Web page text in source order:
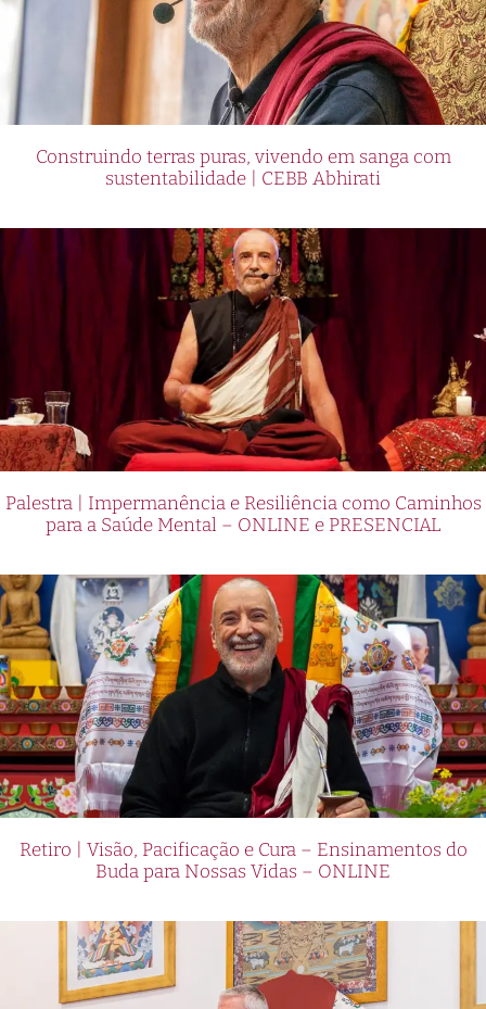
Construindo terras puras, vivendo em sanga com
sustentabilidade | CEBB Abhirati
Palestra | Impermanência e Resiliência como Caminhos
para a Saúde Mental – ONLINE e PRESENCIAL
Retiro | Visão, Pacificação e Cura – Ensinamentos do
Buda para Nossas Vidas – ONLINE